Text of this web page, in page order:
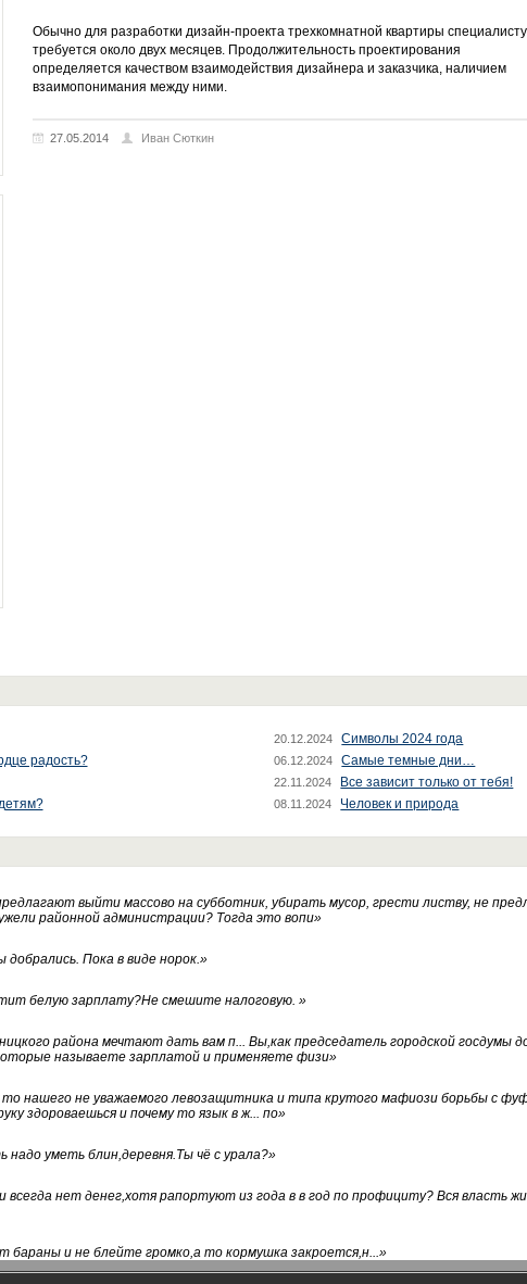
Обычно для разработки дизайн-проекта трехкомнатной квартиры специалисту
требуется около двух месяцев. Продолжительность проектирования
определяется качеством взаимодействия дизайнера и заказчика, наличием
взаимопонимания между ними.
27.05.2014 Иван Сюткин
20.12.2024 Символы 2024 года
радость? 06.12.2024 Самые темные дни…
22.11.2024 Все зависит только от тебя!
08.11.2024 Человек и природа
выйти массово на субботник, убирать мусор, грести листву, не
районной администрации? Тогда это вопи»
Пока в виде норок.»
белую зарплату?Не смешите налоговую. »
района мечтают дать вам п... Вы,как председатель городской госдумы
называете зарплатой и применяете физи»
то нашего не уважаемого левозащитника и типа крутого мафиози борьбы с
здороваешься и почему то язык в ж... по»
уметь блин,деревня.Ты чё с урала?»
всегда нет денег,хотя рапортуют из года в в год по профициту? Вся власть
бараны и не блейте громко,а то кормушка закроется,н...»